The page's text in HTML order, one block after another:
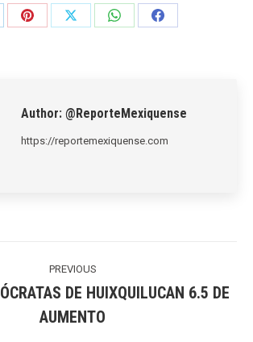
Share
Share
Share
Share
Author: @ReporteMexiquense
https://reportemexiquense.com
PREVIOUS
Previous
post:
DE HUIXQUILUCAN 6.5 DE
AUMENTO